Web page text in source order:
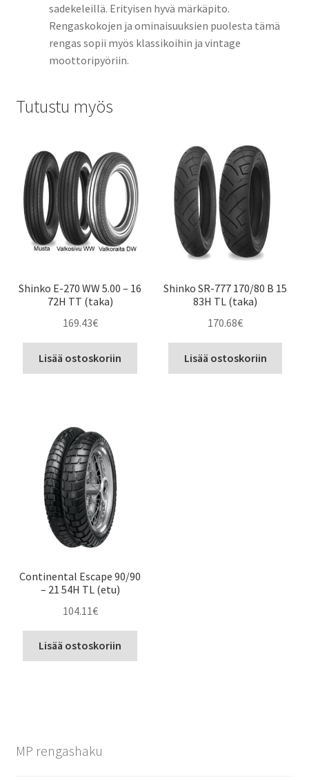
sadekeleillä. Erityisen hyvä märkäpito.
Rengaskokojen ja ominaisuuksien puolesta tämä
rengas sopii myös klassikoihin ja vintage
moottoripyöriin.
Tutustu myös
Shinko E-270 WW 5.00 – 16
72H TT (taka)
169.43€
Lisää ostoskoriin
Shinko SR-777 170/80 B 15
83H TL (taka)
170.68€
Lisää ostoskoriin
Continental Escape 90/90
– 21 54H TL (etu)
104.11€
Lisää ostoskoriin
MP rengashaku